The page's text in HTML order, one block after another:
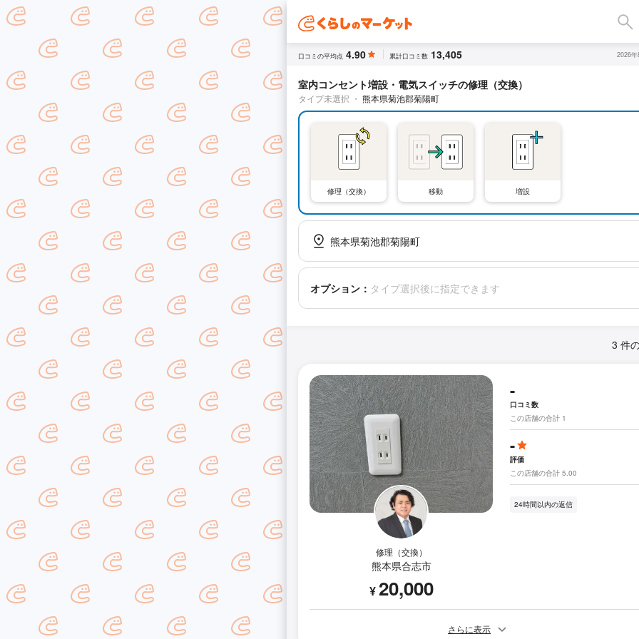
口コミの平均点 4.90 累計口コミ数 13,405 2026
室内コンセント増設・電気スイッチの修理（交換）
タイプ未選択 ・ 熊本県菊池郡菊陽町
修理（交換） 移動 増設
熊本県菊池郡菊陽町
オプション： タイプ選択後に指定できます
3 件
修理（交換）
熊本県合志市
¥20,000
-
口コミ数
この店舗の合計 1
-
評価
この店舗の合計 5.00
24時間以内の返信
さらに表示